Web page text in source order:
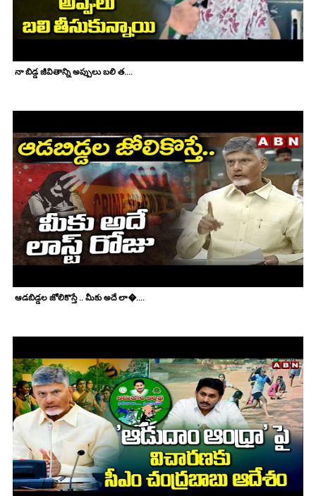
నా బిడ్డ జీవితాన్ని అప్పులు బలి త....
ఆడబిడ్డల జోలికొస్తే .. మీకు అదే లా�....